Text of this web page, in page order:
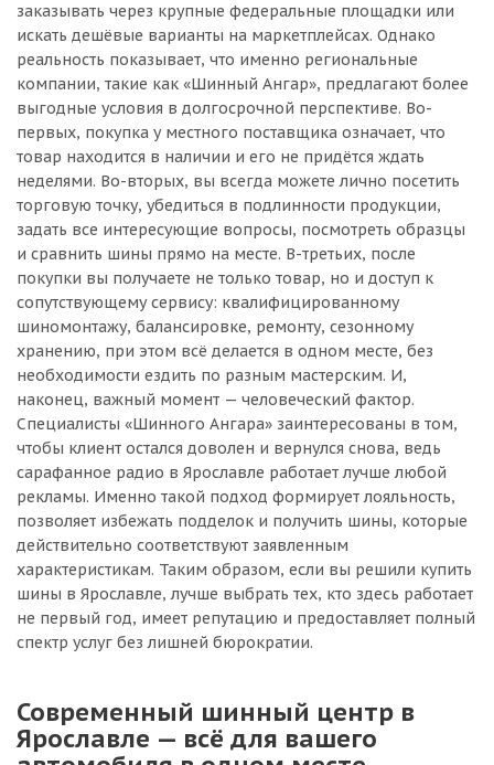
заказывать через крупные федеральные площадки или
искать дешёвые варианты на маркетплейсах. Однако
реальность показывает, что именно региональные
компании, такие как «Шинный Ангар», предлагают более
выгодные условия в долгосрочной перспективе. Во-
первых, покупка у местного поставщика означает, что
товар находится в наличии и его не придётся ждать
неделями. Во-вторых, вы всегда можете лично посетить
торговую точку, убедиться в подлинности продукции,
задать все интересующие вопросы, посмотреть образцы
и сравнить шины прямо на месте. В-третьих, после
покупки вы получаете не только товар, но и доступ к
сопутствующему сервису: квалифицированному
шиномонтажу, балансировке, ремонту, сезонному
хранению, при этом всё делается в одном месте, без
необходимости ездить по разным мастерским. И,
наконец, важный момент — человеческий фактор.
Специалисты «Шинного Ангара» заинтересованы в том,
чтобы клиент остался доволен и вернулся снова, ведь
сарафанное радио в Ярославле работает лучше любой
рекламы. Именно такой подход формирует лояльность,
позволяет избежать подделок и получить шины, которые
действительно соответствуют заявленным
характеристикам. Таким образом, если вы решили купить
шины в Ярославле, лучше выбрать тех, кто здесь работает
не первый год, имеет репутацию и предоставляет полный
спектр услуг без лишней бюрократии.
Современный шинный центр в
Ярославле — всё для вашего